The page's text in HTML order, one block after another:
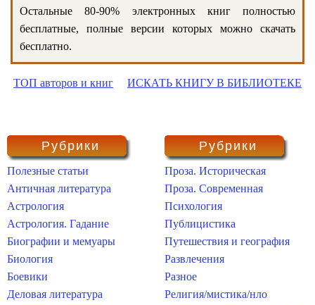
Остальные 80-90% электронных книг полностью
бесплатные, полные версии которых можно скачать
бесплатно.
ТОП авторов и книг ИСКАТЬ КНИГУ В БИБЛИОТЕКЕ
Рубрики
Полезные статьи
Античная литература
Астрология
Астрология. Гадание
Биографии и мемуары
Биология
Боевики
Деловая литература
Рубрики
Проза. Историческая
Проза. Современная
Психология
Публицистика
Путешествия и география
Развлечения
Разное
Религия/мистика/нло